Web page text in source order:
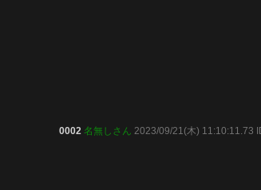
0002 名無しさん 2023/09/21(木) 11:10:11.73